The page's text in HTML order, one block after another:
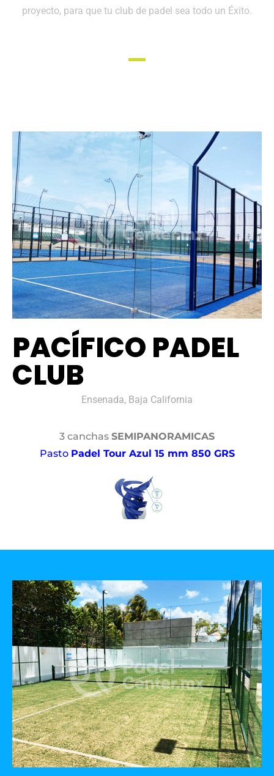
proyecto, para que tu club de padel sea todo un Éxito.
PACÍFICO PADEL
CLUB
Ensenada, Baja California
3 canchas SEMIPANORAMICAS
Pasto Padel Tour Azul 15 mm 850 GRS